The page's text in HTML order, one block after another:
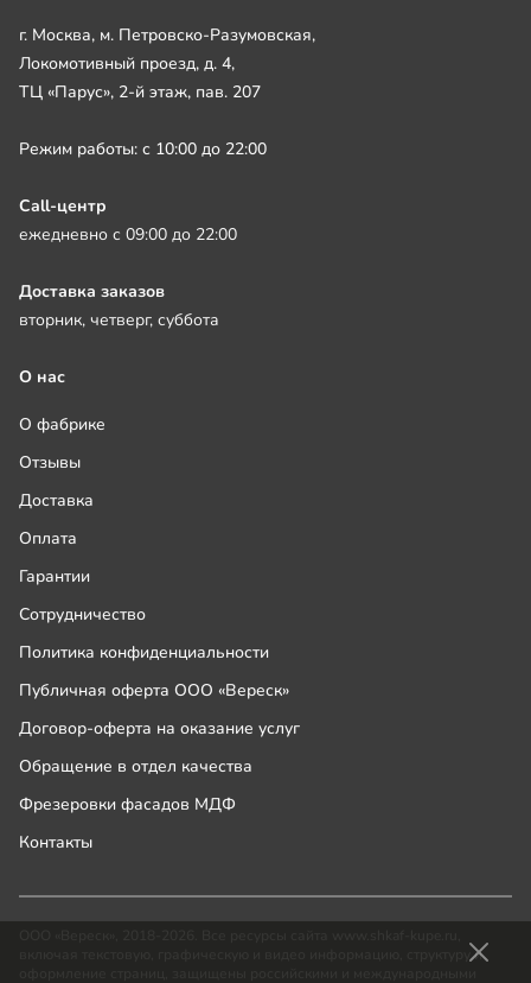
г. Москва, м. Петровско-Разумовская,
Локомотивный проезд, д. 4,
ТЦ «Парус», 2-й этаж, пав. 207
Режим работы: с 10:00 до 22:00
Call-центр
ежедневно с 09:00 до 22:00
Доставка заказов
вторник, четверг, суббота
О нас
О фабрике
Отзывы
Доставка
Оплата
Гарантии
Сотрудничество
Политика конфиденциальности
Публичная оферта ООО «Вереск»
Договор-оферта на оказание услуг
Обращение в отдел качества
Фрезеровки фасадов МДФ
Контакты
включая текстовую, графическую и видео информацию, структуру и